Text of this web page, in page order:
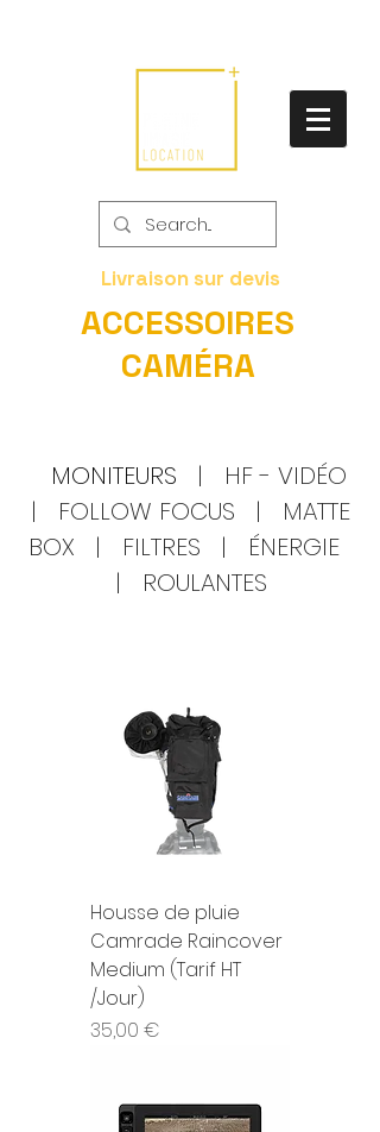
Livraison sur devis
ACCESSOIRES
CAMÉRA
MONITEURS | HF - VIDÉO
| FOLLOW FOCUS | MATTE
BOX | FILTRES | ÉNERGIE
| ROULANTES
Housse de pluie
Camrade Raincover
Medium (Tarif HT
/Jour)
Prix
35,00 €